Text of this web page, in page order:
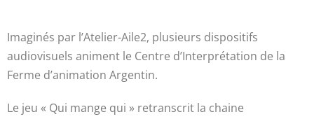
Imaginés par l’Atelier-Aile2, plusieurs dispositifs
audiovisuels animent le Centre d’Interprétation de la
Ferme d’animation Argentin.
Le jeu « Qui mange qui » retranscrit la chaine